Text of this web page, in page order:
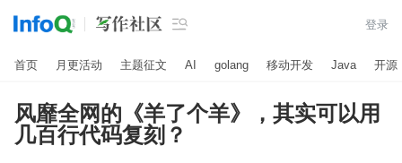
 登录
首页 月更活动 主题征文 AI golang 移动开发 Java 开源
风靡全网的《羊了个羊》，其实可以用
几百行代码复刻？